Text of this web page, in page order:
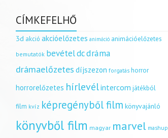
CÍMKEFELHŐ
3d akció akcióelőzetes animáció animációelőzetes
bemutatók bevételdcdráma
drámaelőzetes díjszezon forgatás horror
horrorelőzetes hírlevélintercom játékból
film kvíz képregényből film könyvajánló
könyvből film magyar marvel mashup